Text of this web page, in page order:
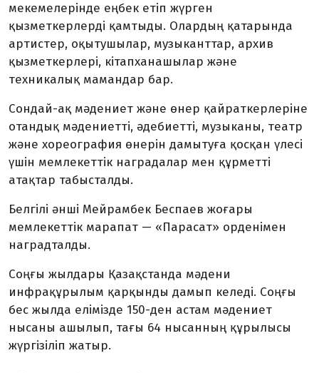
мекемелерінде еңбек етіп жүрген
қызметкерлерді қамтыды. Олардың қатарында
артистер, оқытушылар, музыканттар, архив
қызметкерлері, кітапханашылар және
техникалық мамандар бар.
Сондай-ақ мәдениет және өнер қайраткерлеріне
отандық мәдениетті, әдебиетті, музыканы, театр
және хореография өнерін дамытуға қосқан үлесі
үшін мемлекеттік наградалар мен құрметті
атақтар табысталды.
Белгілі әнші Мейрамбек Беспаев жоғары
мемлекеттік марапат — «Парасат» орденімен
наградталды.
Соңғы жылдары Қазақстанда мәдени
инфрақұрылым қарқынды дамып келеді. Соңғы
бес жылда елімізде 150-ден астам мәдениет
нысаны ашылып, тағы 64 нысанның құрылысы
жүргізіліп жатыр.